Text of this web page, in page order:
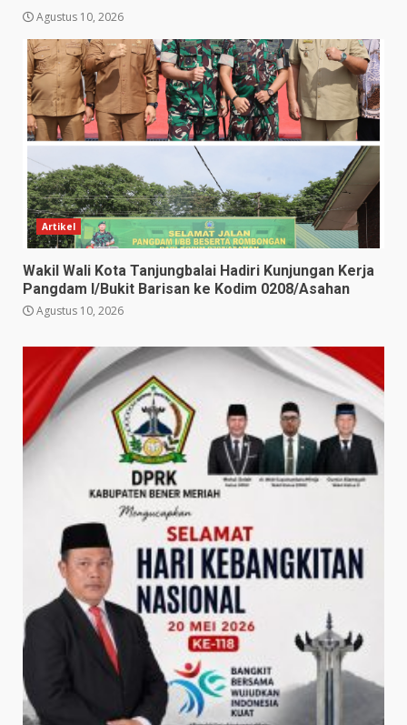
Agustus 10, 2026
Artikel
Wakil Wali Kota Tanjungbalai Hadiri Kunjungan Kerja
Pangdam I/Bukit Barisan ke Kodim 0208/Asahan
Agustus 10, 2026